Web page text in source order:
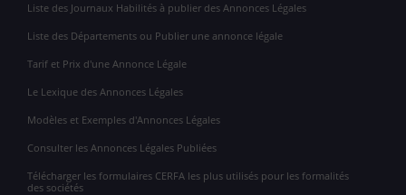
Liste des Journaux Habilités à publier des Annonces Légales
Liste des Départements ou Publier une annonce légale
Tarif et Prix d'une Annonce Légale
Le Lexique des Annonces Légales
Modèles et Exemples d'Annonces Légales
Consulter les Annonces Légales Publiées
Télécharger les formulaires CERFA les plus utilisés pour les formalités
des sociétés